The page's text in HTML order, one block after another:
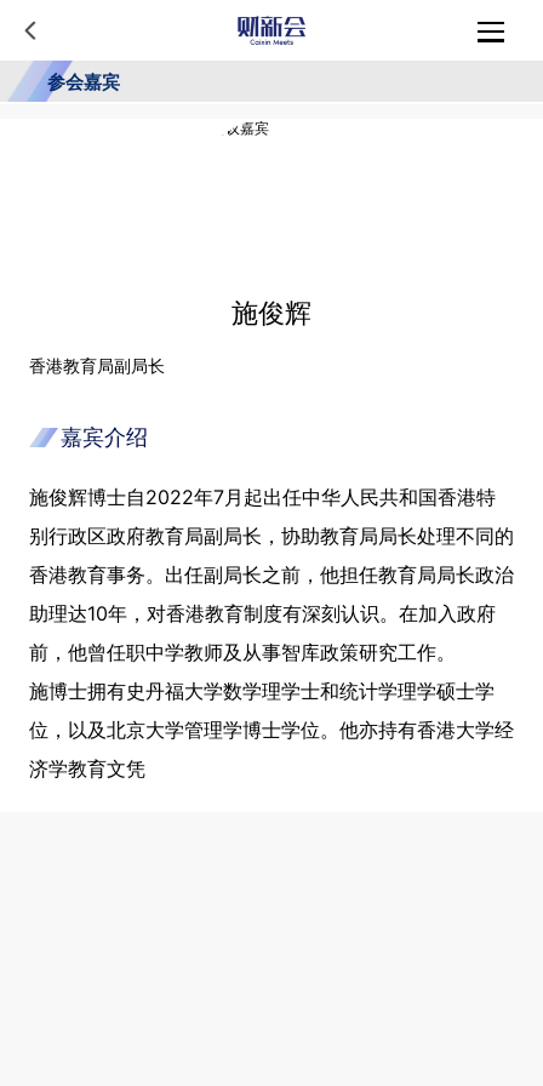
参会嘉宾
施俊辉
香港教育局副局长
嘉宾介绍
施俊辉博士自2022年7月起出任中华人民共和国香港特
别行政区政府教育局副局长，协助教育局局长处理不同的
香港教育事务。出任副局长之前，他担任教育局局长政治
助理达10年，对香港教育制度有深刻认识。在加入政府
前，他曾任职中学教师及从事智库政策研究工作。
施博士拥有史丹福大学数学理学士和统计学理学硕士学
位，以及北京大学管理学博士学位。他亦持有香港大学经
济学教育文凭